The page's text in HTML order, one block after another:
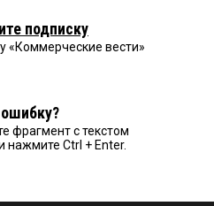
подписку
«Коммерческие вести»
фрагмент с текстом
нажмите Ctrl + Enter.